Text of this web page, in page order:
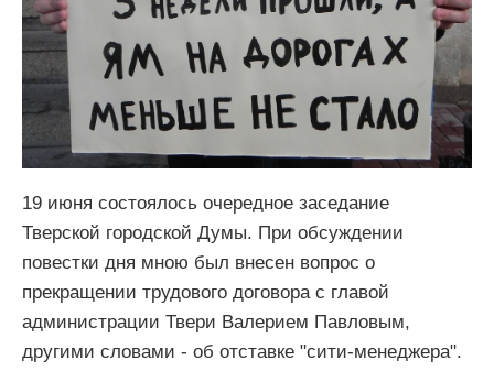
19 июня состоялось очередное заседание
Тверской городской Думы. При обсуждении
повестки дня мною был внесен вопрос о
прекращении трудового договора с главой
администрации Твери Валерием Павловым,
другими словами - об отставке "сити-менеджера".